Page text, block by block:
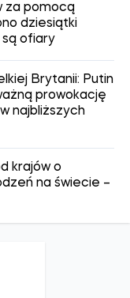
za pomocą
dziesiątki
są ofiary
Brytanii: Putin
prowokację
najbliższych
krajów o
na świecie –